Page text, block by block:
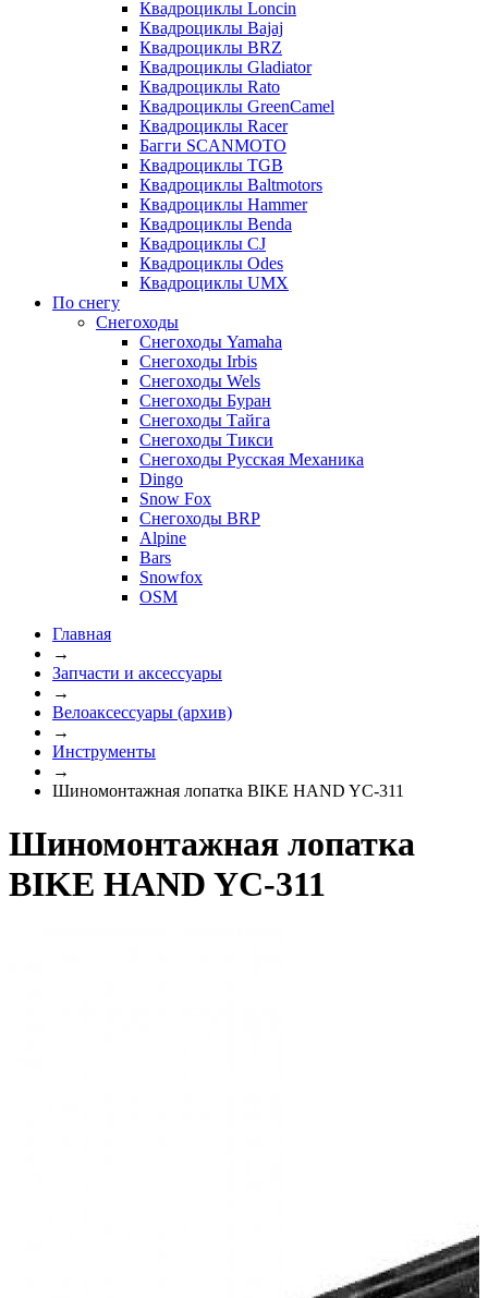
Квадроциклы Loncin
Квадроциклы Bajaj
Квадроциклы BRZ
Квадроциклы Gladiator
Квадроциклы Rato
Квадроциклы GreenCamel
Квадроциклы Racer
Багги SCANMOTO
Квадроциклы TGB
Квадроциклы Baltmotors
Квадроциклы Hammer
Квадроциклы Benda
Квадроциклы CJ
Квадроциклы Odes
Квадроциклы UMX
По снегу
Снегоходы
Снегоходы Yamaha
Снегоходы Irbis
Снегоходы Wels
Снегоходы Буран
Снегоходы Тайга
Снегоходы Тикси
Снегоходы Русская Механика
Dingo
Snow Fox
Снегоходы BRP
Alpine
Bars
Snowfox
OSM
Главная
→
Запчасти и аксессуары
→
Велоаксессуары (архив)
→
Инструменты
→
Шиномонтажная лопатка BIKE HAND YC-311
Шиномонтажная лопатка
BIKE HAND YC-311